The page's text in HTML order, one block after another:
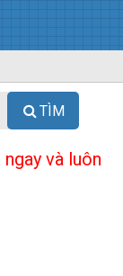
TÌM
và luôn